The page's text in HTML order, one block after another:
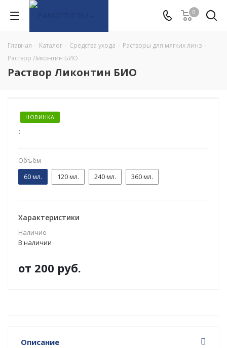
0
Главная - Каталог - Средства ухода - Растворы для мягких линз -
Раствор Ликонтин БИО
Раствор Ликонтин БИО
НОВИНКА
:
Объём
60 мл.
120 мл. 240 мл. 360 мл.
Характеристики
Наличие
В наличии
от 200 руб.
Описание